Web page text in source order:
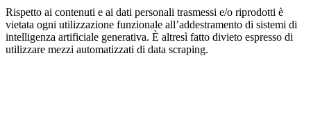
Rispetto ai contenuti e ai dati personali trasmessi e/o riprodotti è
vietata ogni utilizzazione funzionale all’addestramento di sistemi di
intelligenza artificiale generativa. È altresì fatto divieto espresso di
utilizzare mezzi automatizzati di data scraping.